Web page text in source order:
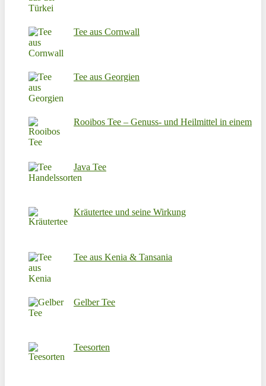
Tee aus Cornwall
Tee aus Georgien
Rooibos Tee – Genuss- und Heilmittel in einem
Java Tee
Kräutertee und seine Wirkung
Tee aus Kenia & Tansania
Gelber Tee
Teesorten